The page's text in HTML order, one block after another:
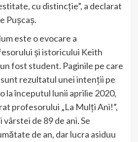
cu distincție”, a declarat
Pușcaș.
este o evocare a
și istoricului Keith
fost student. Paginile pe care
sunt rezultatul unei intenții pe
la începutul lunii aprilie 2020,
profesorului „La Mulți Ani!”,
de 89 de ani. Se
de an, dar lucra asiduu